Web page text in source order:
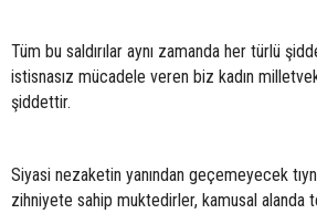
Tüm bu saldırılar aynı zamanda her türlü
istisnasız mücadele veren biz kadın
şiddettir.
Siyasi nezaketin yanından geçemeyecek
zihniyete sahip muktedirler, kamusal alanda